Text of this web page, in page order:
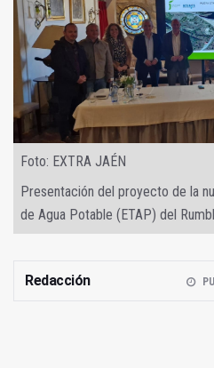
Foto: EXTRA JAÉN
Presentación del proyecto de la
de Agua Potable (ETAP) del
Redacción